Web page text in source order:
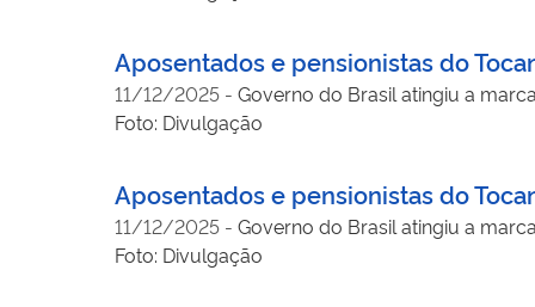
Aposentados e pensionistas do
11/12/2025 - Governo do Brasil atingiu a
Foto: Divulgação
Aposentados e pensionistas do
11/12/2025 - Governo do Brasil atingiu a
Foto: Divulgação